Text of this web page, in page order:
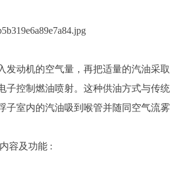
发动机的空气量，再把适量的汽油采
子控制燃油喷射。这种供油方式与传
室内的汽油吸到喉管并随同空气流雾
容及功能 :